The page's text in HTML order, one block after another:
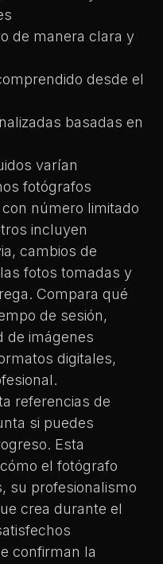
de manera clara y
desde el
basadas en
varían
fotógrafos
número limitado
incluyen
cambios de
fotos tomadas y
Compara qué
de sesión,
de imágenes
digitales,
referencias de
si puedes
Esta
el fotógrafo
su profesionalismo
crea durante el
confirman la